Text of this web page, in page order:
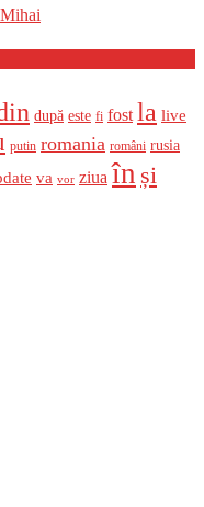
după este fi fost la live
putin romania români rusia
va vor ziua în și